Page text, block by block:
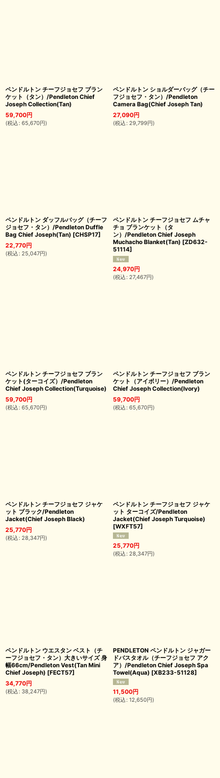
ペンドルトン チーフジョセフ ブラン
ケット（タン）/Pendleton Chief
Joseph Collection(Tan)
59,700円
(税込 : 65,670円)
ペンドルトン ショルダーバッグ（チー
フジョセフ・タン）/Pendleton
Camera Bag(Chief Joseph Tan)
27,090円
(税込 : 29,799円)
ペンドルトン ダッフルバッグ（チーフ
ジョセフ・タン）/Pendleton Duffle
Bag Chief Joseph(Tan) [CHSP17]
22,770円
(税込 : 25,047円)
ペンドルトン チーフジョセフ ムチャ
チョ ブランケット（タ
ン）/Pendleton Chief Joseph
Muchacho Blanket(Tan) [ZD632-
51114]
24,970円
(税込 : 27,467円)
ペンドルトン チーフジョセフ ブラン
ケット(ターコイズ）/Pendleton
Chief Joseph Collection(Turquoise)
59,700円
(税込 : 65,670円)
ペンドルトン チーフジョセフ ブラン
ケット（アイボリー）/Pendleton
Chief Joseph Collection(Ivory)
59,700円
(税込 : 65,670円)
ペンドルトン チーフジョセフ ジャケ
ット ブラック/Pendleton
Jacket(Chief Joseph Black)
25,770円
(税込 : 28,347円)
ペンドルトン チーフジョセフ ジャケ
ット ターコイズ/Pendleton
Jacket(Chief Joseph Turquoise)
[WXFT57]
25,770円
(税込 : 28,347円)
ペンドルトン ウエスタン ベスト（チ
ーフジョセフ・タン）大きいサイズ 身
幅66cm/Pendleton Vest(Tan Mini
Chief Joseph) [FECT57]
34,770円
(税込 : 38,247円)
PENDLETON ペンドルトン ジャガー
ドバスタオル（チーフジョセフ アク
ア）/Pendleton Chief Joseph Spa
Towel(Aqua) [XB233-51128]
11,500円
(税込 : 12,650円)